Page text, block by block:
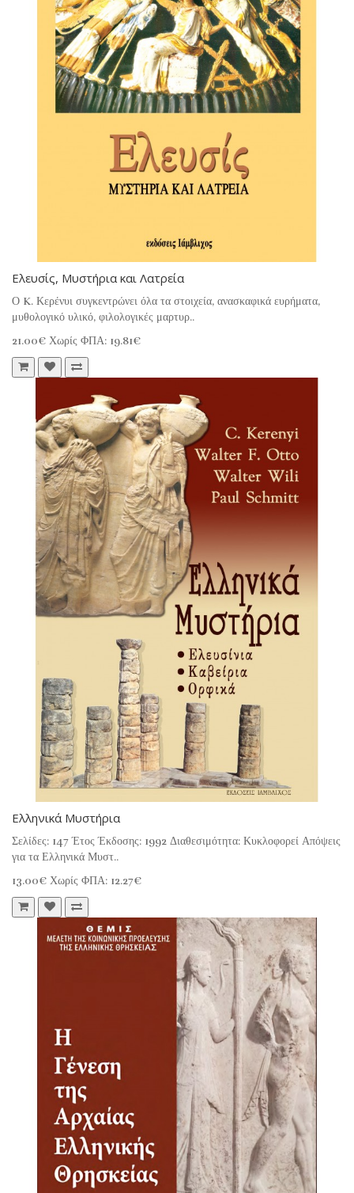
Ελευσίς, Μυστήρια και Λατρεία
Ο K. Κερένυι συγκεντρώνει όλα τα στοιχεία, ανασκαφικά ευρήματα,
μυθολογικό υλικό, φιλολογικές μαρτυρ..
21.00€ Χωρίς ΦΠΑ: 19.81€
Ελληνικά Μυστήρια
Σελίδες: 147 Έτος Έκδοσης: 1992 Διαθεσιμότητα: Κυκλοφορεί Απόψεις
για τα Ελληνικά Μυστ..
13.00€ Χωρίς ΦΠΑ: 12.27€